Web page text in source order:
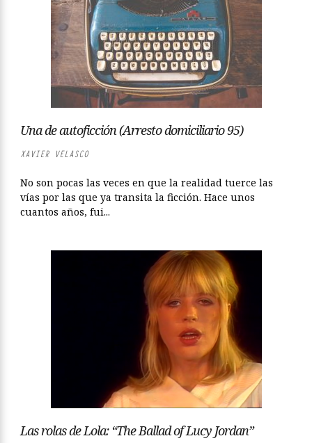
Una de autoficción (Arresto domiciliario 95)
XAVIER VELASCO
No son pocas las veces en que la realidad tuerce las
vías por las que ya transita la ficción. Hace unos
cuantos años, fui...
Las rolas de Lola: “The Ballad of Lucy Jordan”